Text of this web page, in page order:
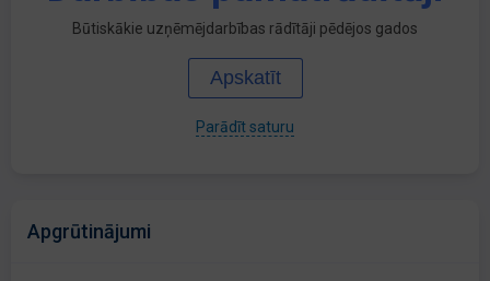
Būtiskākie uzņēmējdarbības rādītāji pēdējos gados
Apskatīt
Parādīt saturu
Apgrūtinājumi